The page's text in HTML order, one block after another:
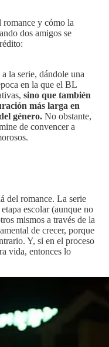
romance y cómo la
dos amigos se
la serie, dándole una
en la que el BL
sino que también
más larga en
género. No obstante,
de convencer a
del romance. La serie
escolar (aunque no
mismos a través de la
de crecer, porque
Y, si en el proceso
vida, entonces lo